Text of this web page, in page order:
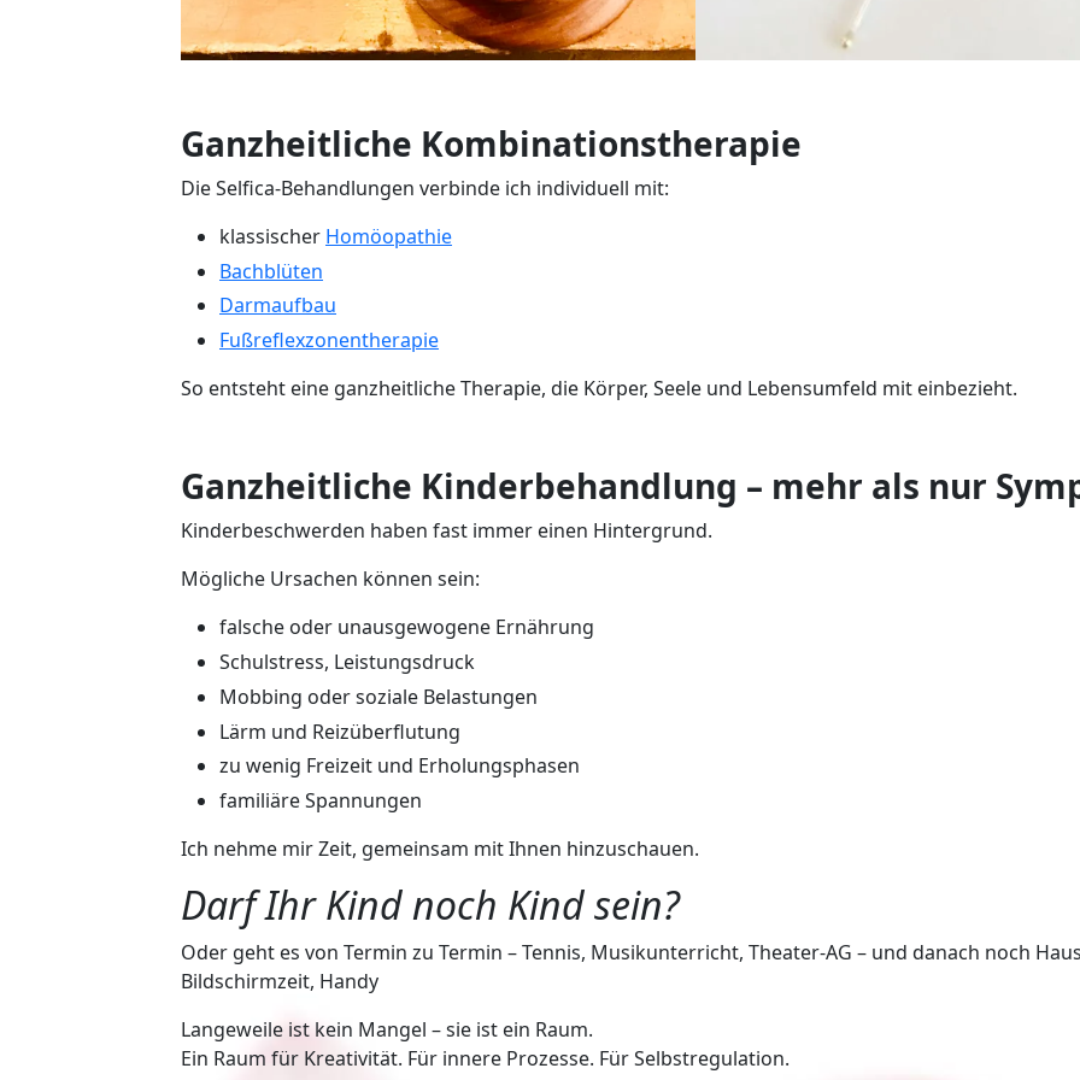
Ganzheitliche Kombinationstherapie
Die Selfica-Behandlungen verbinde ich individuell mit:
klassischer Homöopathie
Bachblüten
Darmaufbau
Fußreflexzonentherapie
So entsteht eine ganzheitliche Therapie, die Körper, Seele und Lebensumfeld mit einbezieht.
Ganzheitliche Kinderbehandlung – mehr als nur
Kinderbeschwerden haben fast immer einen Hintergrund.
Mögliche Ursachen können sein:
falsche oder unausgewogene Ernährung
Schulstress, Leistungsdruck
Mobbing oder soziale Belastungen
Lärm und Reizüberflutung
zu wenig Freizeit und Erholungsphasen
familiäre Spannungen
Ich nehme mir Zeit, gemeinsam mit Ihnen hinzuschauen.
Darf Ihr Kind noch Kind sein?
Oder geht es von Termin zu Termin – Tennis, Musikunterricht, Theater-AG – und danach noch
Bildschirmzeit, Handy
Langeweile ist kein Mangel – sie ist ein Raum.
Ein Raum für Kreativität. Für innere Prozesse. Für Selbstregulation.